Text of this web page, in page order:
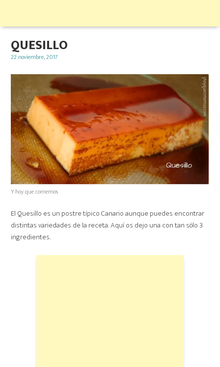
QUESILLO
Posted
22 noviembre, 2017
Y hoy que comemos
El Quesillo es un postre típico Canario aunque puedes encontrar
distintas variedades de la receta. Aquí os dejo una con tan sólo 3
ingredientes.